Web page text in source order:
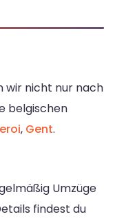
wir nicht nur nach
belgischen
, Gent.
Umzüge
findest du